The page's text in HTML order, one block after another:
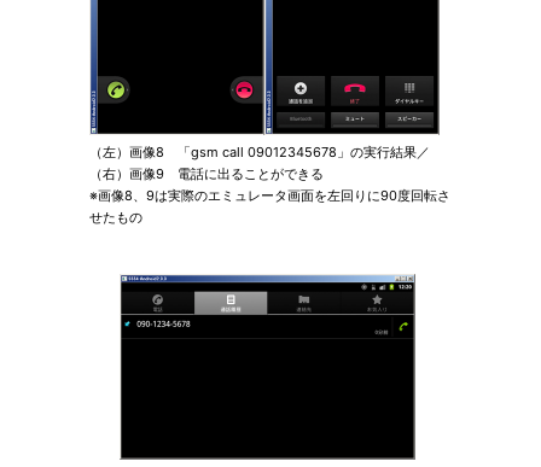
（左）画像8 「gsm call 09012345678」の実行結果／
（右）画像9 電話に出ることができる
※画像8、9は実際のエミュレータ画面を左回りに90度回転さ
せたもの